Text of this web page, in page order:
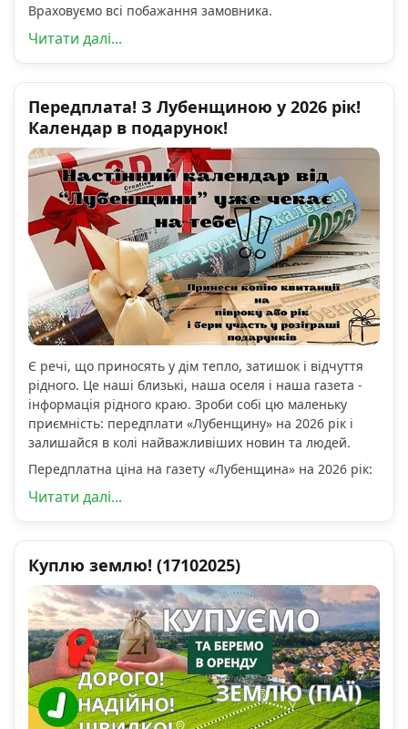
Враховуємо всі побажання замовника.
Читати далі...
Передплата! З Лубенщиною у 2026 рік!
Календар в подарунок!
Є речі, що приносять у дім тепло, затишок і відчуття
рідного. Це наші близькі, наша оселя і наша газета -
інформація рідного краю. Зроби собі цю маленьку
приємність: передплати «Лубенщину» на 2026 рік і
залишайся в колі найважливіших новин та людей.
Передплатна ціна на газету «Лубенщина» на 2026 рік:
Читати далі...
Куплю землю! (17102025)